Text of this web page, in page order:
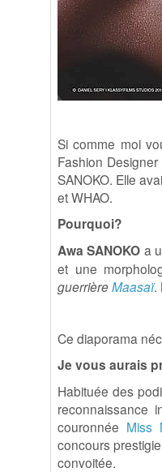
Si comme moi
Fashion
SANOKO. Elle
et WHAO.
Pourquoi?
Awa SANOKO a
et une
guerrièreMaasaï.
Ce diaporama
Je vous aurais
Habituée des
reconnaissance
couronnée Miss
concours
convoitée.